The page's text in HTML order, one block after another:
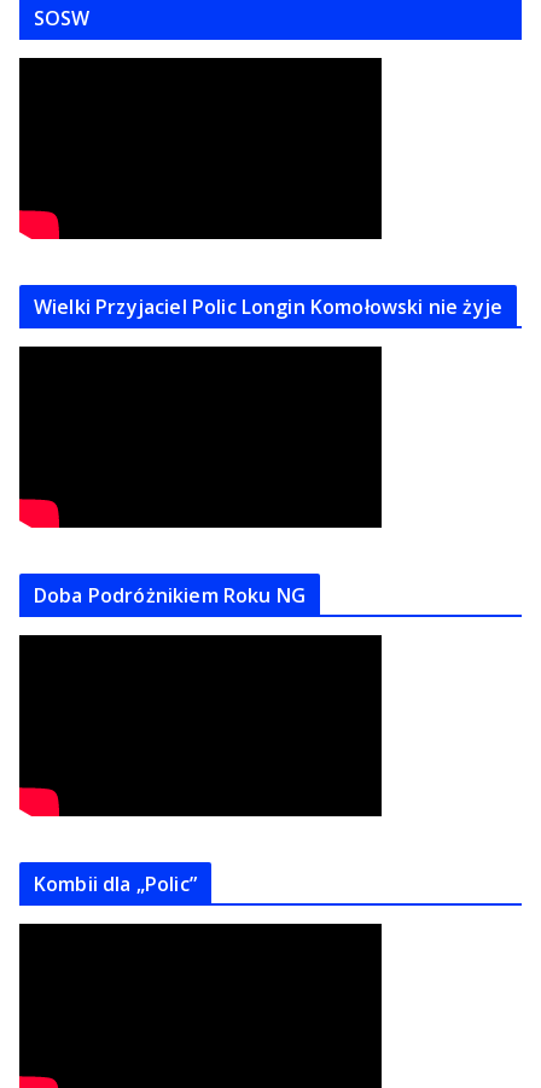
SOSW
Wielki Przyjaciel Polic Longin Komołowski nie żyje
Doba Podróżnikiem Roku NG
Kombii dla „Polic”